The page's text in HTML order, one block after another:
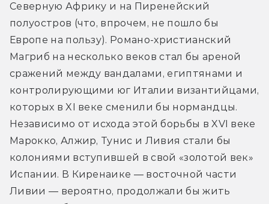
Северную Африку и на Пиренейский
полуостров (что, впрочем, не пошло бы
Европе на пользу). Романо-христианский
Магриб на несколько веков стал бы ареной
сражений между вандалами, египтянами и
контролирующими юг Италии византийцами,
которых в XI веке сменили бы нормандцы.
Независимо от исхода этой борьбы в XVI веке
Марокко, Алжир, Тунис и Ливия стали бы
колониями вступившей в свой «золотой век»
Испании. В Киренаике — восточной части
Ливии — вероятно, продолжали бы жить